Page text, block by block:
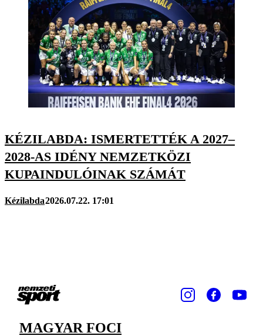
KÉZILABDA: ISMERTETTÉK A 2027–
2028-AS IDÉNY NEMZETKÖZI
KUPAINDULÓINAK SZÁMÁT
Kézilabda2026.07.22. 17:01
MAGYAR FOCI